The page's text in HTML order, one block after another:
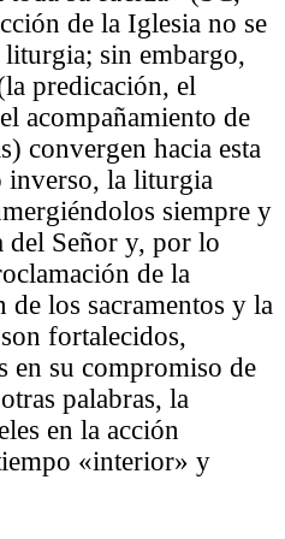
de la Iglesia no se
sin embargo,
predicación, el
acompañamiento de
convergen hacia esta
inverso, la liturgia
siempre y
del Señor y, por lo
de la
de los sacramentos y la
fortalecidos,
en su compromiso de
palabras, la
en la acción
«interior» y